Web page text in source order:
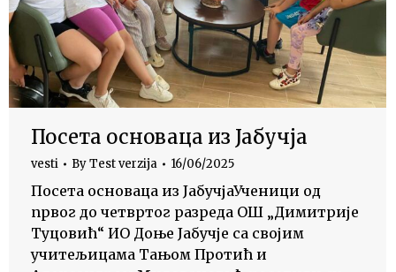
Посета основаца из Јабучја
vesti ByTest verzija 16/06/2025
Посета основаца из ЈабучјаУченици oд
првог до четвртог разреда ОШ „Димитрије
Туцовић“ ИО Доње Јабучје са својим
учитељицама Тањом Протић и